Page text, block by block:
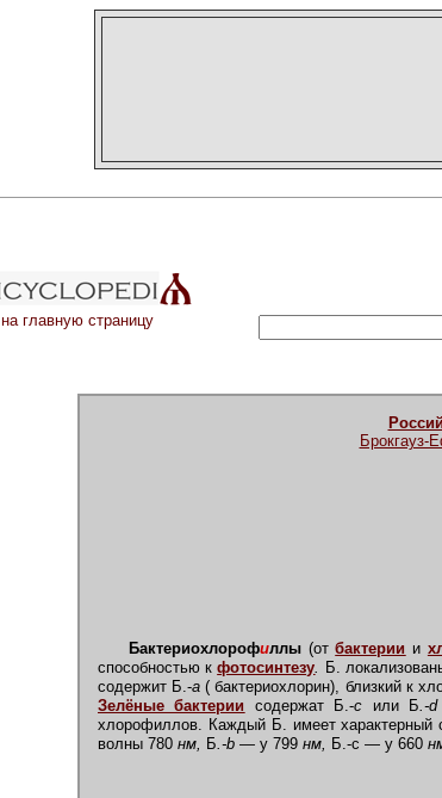
на главную страницу
Брокгауз-
Бактериохлорофиллы (от бактерии и
способностью кфотосинтезу. Б.
содержит Б.-a ( бактериохлорин), близкий к
Зелёные бактерии содержат Б.-с или Б.-d
хлорофиллов. Каждый Б. имеет характерный
волны 780 нм, Б.-b — у 799 нм, Б.-с — у 660